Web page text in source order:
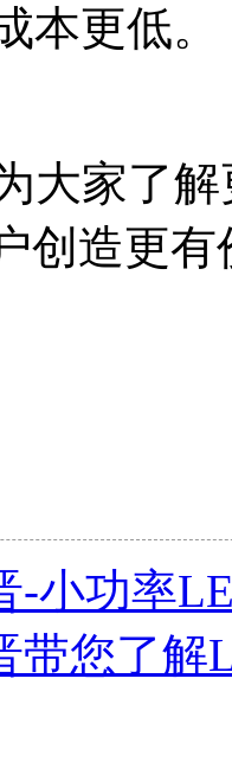
本更低。
大家了解
创造更
-小功率
带您了解